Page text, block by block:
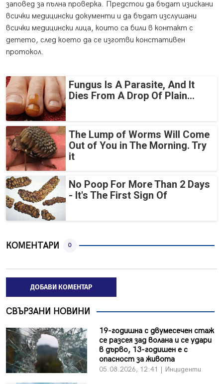
заповед за пълна проверка. Предстои да бъдат изискани
всички медицински документи и да бъдат изслушани
всички медицински лица, които са били в контакт с
детето, след което да се изготви констативен
протокол.
Fungus Is A Parasite, And It
Dies From A Drop Of Plain...
The Lump of Worms Will Come
Out of You in The Morning. Try
it
No Poop For More Than 2 Days
- It's The First Sign Of
КОМЕНТАРИ 0
ДОБАВИ КОМЕНТАР
СВЪРЗАНИ НОВИНИ
19-годишна с двумесечен стаж
се разсея зад волана и се удари
в дърво, 13-годишен е с
опасност за живота
05.08.2026, 12:41 | Инциденти